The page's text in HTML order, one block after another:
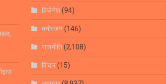
बिजेनेश(94)
मनोरंजन(146)
राजनीति(2,108)
विचार(15)